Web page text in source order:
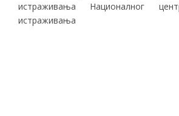
истраживања Националног
истраживања